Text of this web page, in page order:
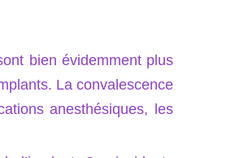
bien évidemment plus
La convalescence
anesthésiques, les